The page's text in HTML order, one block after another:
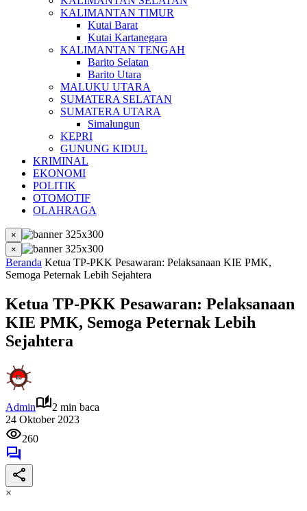
KALIMANTAN TIMUR
Kutai Barat
Kutai Kartanegara
KALIMANTAN TENGAH
Barito Selatan
Barito Utara
MALUKU UTARA
SUMATERA SELATAN
SUMATERA UTARA
Simalungun
KEPRI
GUNUNG KIDUL
KRIMINAL
EKONOMI
POLITIK
OTOMOTIF
OLAHRAGA
×
×
Beranda Ketua TP-PKK Pesawaran: Pelaksanaan KIE PMK,
Semoga Peternak Lebih Sejahtera
Ketua TP-PKK Pesawaran: Pelaksanaan
KIE PMK, Semoga Peternak Lebih
Sejahtera
Admin
2 min baca
24 Oktober 2023
260
×